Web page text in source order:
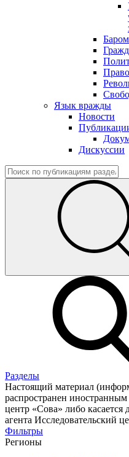
Право
Язык вражды
Новости
Дискуссии
Разделы
Настоящий материал
распространен
центр «Сова» либо касается
агента Исследовательский
Фильтры
Регионы